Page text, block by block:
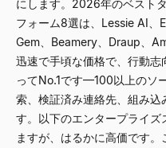
にします。2026年のベスト
フォーム8選は、Lessie AI、
Gem、Beamery、Draup、
迅速で手頃な価格で、行動志
ってNo.1です—100以上のソ
索、検証済み連絡先、組み込
す。以下のエンタープライ
ますが、はるかに高価です